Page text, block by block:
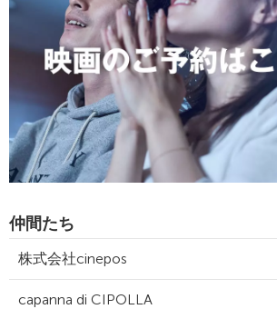
仲間たち
株式会社cinepos
capanna di CIPOLLA